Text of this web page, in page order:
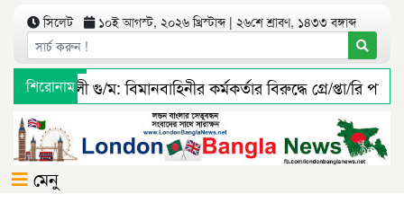
সিলেট ১০ই আগস্ট, ২০২৬ খ্রিস্টাব্দ | ২৬শে শ্রাবণ, ১৪৩৩ বঙ্গাব্দ
শিরোনাম
আলী গু/ম: বিমানবাহিনীর কর্মকর্তার বিরুদ্ধে গ্রে/প্তা/রি
ইউনিয়ন ফাউন্ডেশন ইউকের ৫ম দ্বিবার্ষিক সম্মেলন ও
মেনু